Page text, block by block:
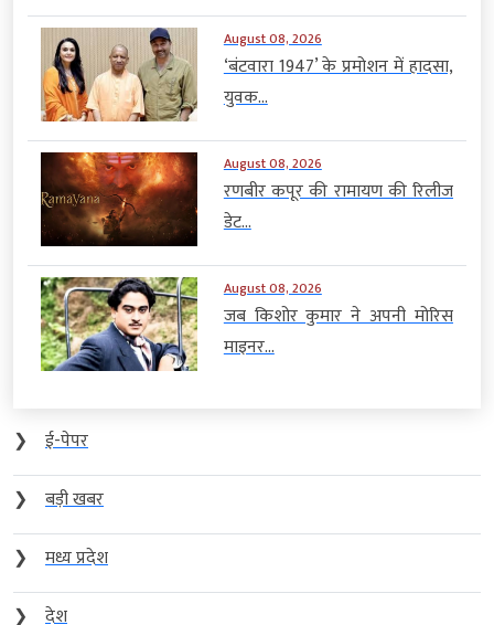
August 08, 2026
‘बंटवारा 1947’ के प्रमोशन में हादसा,
युवक...
August 08, 2026
रणबीर कपूर की रामायण की रिलीज
डेट...
August 08, 2026
जब किशोर कुमार ने अपनी मोरिस
माइनर...
❯
ई-पेपर
❯
बड़ी खबर
❯
मध्य प्रदेश
❯
देश